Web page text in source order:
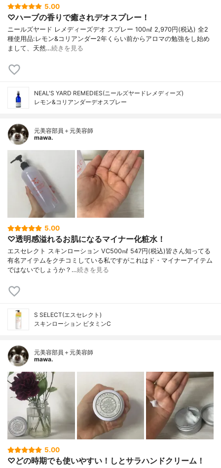
5.00
♡ハーブの香りで癒されデオスプレー！
ニールズヤード レメディーズデオ スプレー 100㎖ 2,970円(税込) 全2
種使用品:レモン&コリアンダー2年くらい前からアロマの勉強をし始め
まして、天然…続きを見る
NEAL'S YARD REMEDIES(ニールズヤードレメディーズ)
レモン&コリアンダーデオスプレー
元美容部員＋元美容師
mawa.
5.00
♡ 透明感溢れるお肌になるマイナー化粧水！
エスセレクト スキンローション VC500㎖ 547円(税込)皆さん知ってる
有名アイテムをクチコミしている私ですがこれはド・マイナーアイテム
ではないでしょうか？…続きを見る
S SELECT(エスセレクト)
スキンローション ビタミンC
元美容部員＋元美容師
mawa.
5.00
♡どの時期でも使いやすい！しとサラハンドクリーム！